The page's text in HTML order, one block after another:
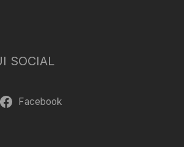
SOCIAL
Facebook